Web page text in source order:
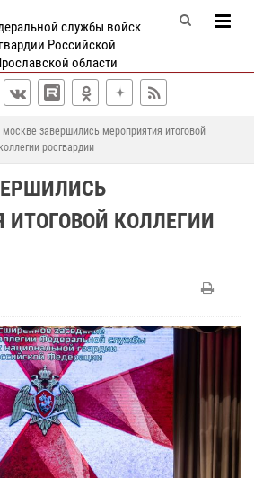
службы войск
Российской
области
москве завершились мероприятия итоговой
коллегии росгвардии
ИТОГОВОЙ КОЛЛЕГИИ